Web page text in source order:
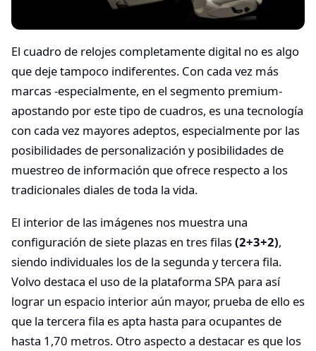
El cuadro de relojes completamente digital no es algo
que deje tampoco indiferentes. Con cada vez más
marcas -especialmente, en el segmento premium-
apostando por este tipo de cuadros, es una tecnología
con cada vez mayores adeptos, especialmente por las
posibilidades de personalización y posibilidades de
muestreo de información que ofrece respecto a los
tradicionales diales de toda la vida.
El interior de las imágenes nos muestra una
configuración de siete plazas en tres filas(2+3+2),
siendo individuales los de la segunda y tercera fila.
Volvo destaca el uso de la plataforma SPA para así
lograr un espacio interior aún mayor, prueba de ello es
que la tercera fila es apta hasta para ocupantes de
hasta 1,70 metros. Otro aspecto a destacar es que los